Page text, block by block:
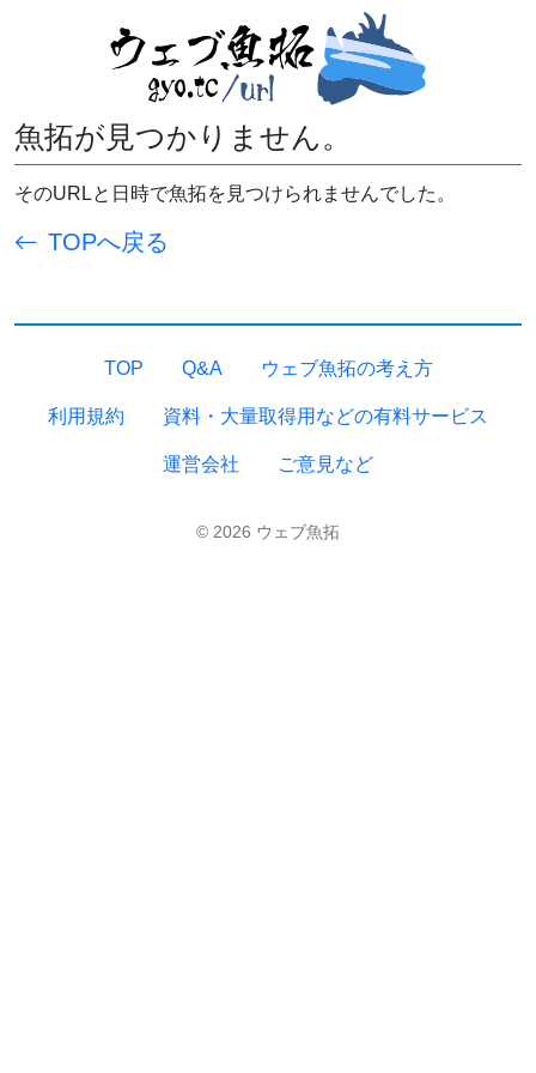
魚拓が見つかりません。
そのURLと日時で魚拓を見つけられませんでした。
TOPへ戻る
TOP Q&A ウェブ魚拓の考え方
利用規約 資料・大量取得用などの有料サービス
運営会社 ご意見など
© 2026 ウェブ魚拓